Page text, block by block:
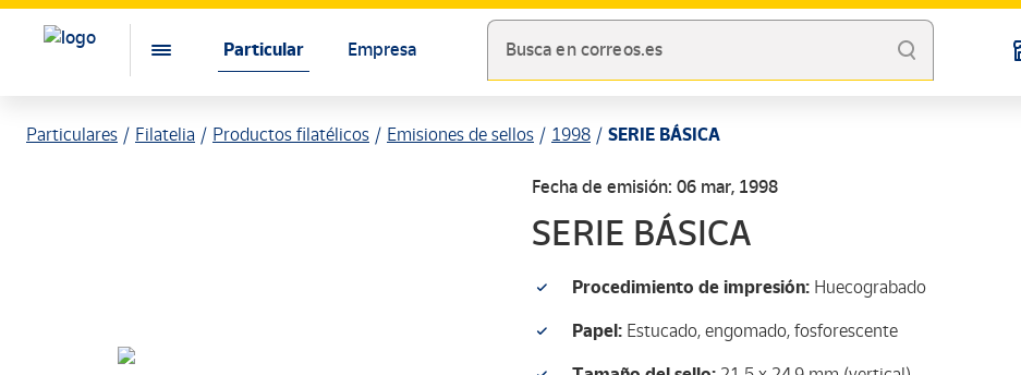
Particular Empresa Busca en correos.es
Particulares Filatelia Productos filatélicos Emisiones de sellos 1998 SERIE BÁSICA
Fecha de emisión: 06 mar, 1998
SERIE BÁSICA
Procedimiento de impresión: Huecograbado
Papel: Estucado, engomado, fosforescente